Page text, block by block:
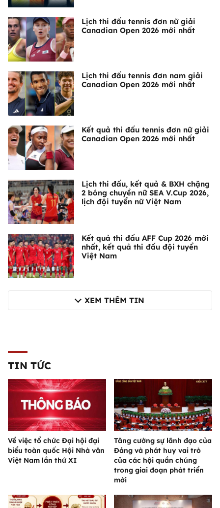
Lịch thi đấu tennis đơn nữ giải
Canadian Open 2026 mới nhất
Lịch thi đấu tennis đơn nam giải
Canadian Open 2026 mới nhất
Kết quả thi đấu tennis đơn nữ giải
Canadian Open 2026 mới nhất
Lịch thi đấu, kết quả & BXH chặng
2 bóng chuyền nữ SEA V.Cup 2026,
lịch đội tuyển nữ Việt Nam
Kết quả thi đấu AFF Cup 2026 mới
nhất, kết quả thi đấu đội tuyển
Việt Nam
XEM THÊM TIN
TIN TỨC
Về việc tổ chức Đại hội đại
biểu toàn quốc Hội Nhà văn
Việt Nam lần thứ XI
Tăng cường sự lãnh đạo của
Đảng và phát huy vai trò
của các hội quần chúng
trong giai đoạn phát triển
mới